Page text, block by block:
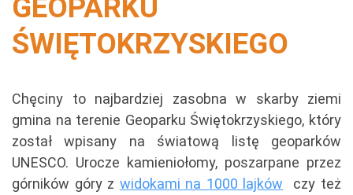
GEOPARKU
ŚWIĘTOKRZYSKIEGO
Chęciny to najbardziej zasobna w skarby ziemi
gmina na terenie Geoparku Świętokrzyskiego, który
został wpisany na światową listę geoparków
UNESCO. Urocze kamieniołomy, poszarpane przez
górników góry z widokami na 1000 lajków czy też